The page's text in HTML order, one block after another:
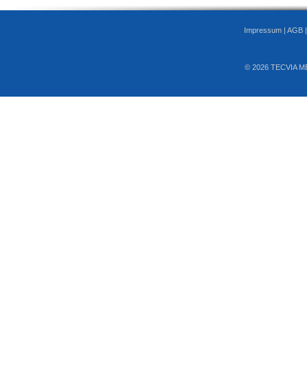
Impressum | AGB
© 2026 TECVIA